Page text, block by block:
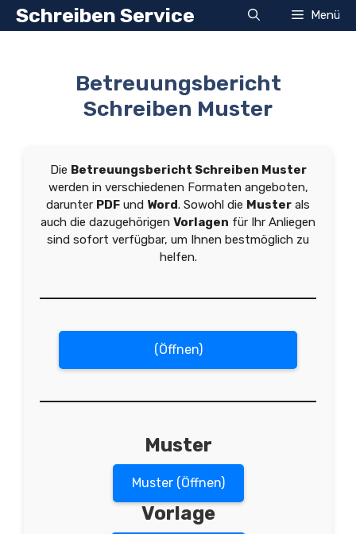
Zum
InhaltSchreiben Service Menü
Betreuungsbericht
Schreiben Muster
Die Betreuungsbericht Schreiben Muster
werden in verschiedenen Formaten angeboten,
darunter PDF und Word. Sowohl die Muster als
auch die dazugehörigen Vorlagen für Ihr Anliegen
sind sofort verfügbar, um Ihnen bestmöglich zu
helfen.
(Öffnen)
Muster
Muster (Öffnen)
Vorlage